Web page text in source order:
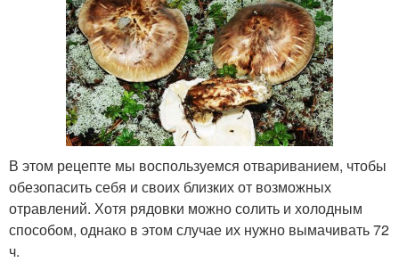
В этом рецепте мы воспользуемся отвариванием, чтобы
обезопасить себя и своих близких от возможных
отравлений. Хотя рядовки можно солить и холодным
способом, однако в этом случае их нужно вымачивать 72
ч.